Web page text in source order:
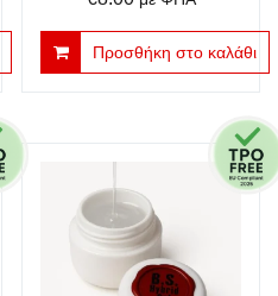
Προσθήκη στο καλάθι